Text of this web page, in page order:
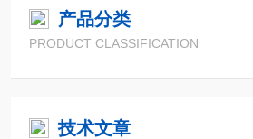
产品分类
PRODUCT CLASSIFICATION
技术文章